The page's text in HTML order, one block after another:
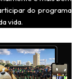
do programa
vida.